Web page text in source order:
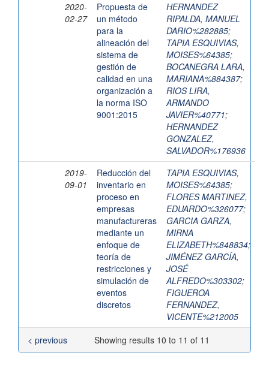
2020-
02-27
Propuesta de
un método
para la
alineación del
sistema de
gestión de
calidad en una
organización a
la norma ISO
9001:2015
HERNANDEZ
RIPALDA, MANUEL
DARIO%282885;
TAPIA ESQUIVIAS,
MOISES%64385;
BOCANEGRA LARA,
MARIANA%884387;
RIOS LIRA,
ARMANDO
JAVIER%40771;
HERNANDEZ
GONZALEZ,
SALVADOR%176936
2019-
09-01
Reducción del
inventario en
proceso en
empresas
manufactureras
mediante un
enfoque de
teoría de
restricciones y
simulación de
eventos
discretos
TAPIA ESQUIVIAS,
MOISES%64385;
FLORES MARTINEZ,
EDUARDO%326077;
GARCIA GARZA,
MIRNA
ELIZABETH%848834;
JIMÉNEZ GARCÍA,
JOSÉ
ALFREDO%303302;
FIGUEROA
FERNANDEZ,
VICENTE%212005
Showing results 10 to 11 of 11
< previous